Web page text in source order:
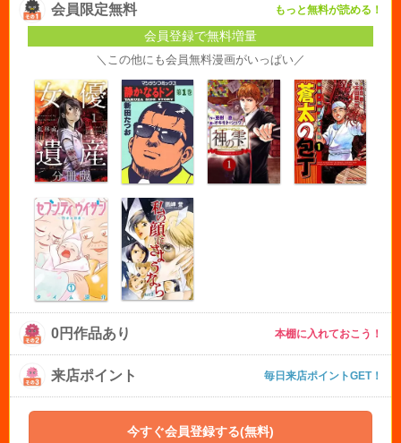
会員限定無料 もっと無料が読める！
会員登録で無料増量
＼この他にも会員無料漫画がいっぱい／
0円作品あり 本棚に入れておこう！
来店ポイント 毎日来店ポイントGET！
今すぐ会員登録する(無料)